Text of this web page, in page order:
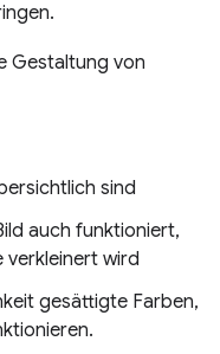
Gestaltung von
sind
auch funktioniert,
verkleinert wird
gesättigte Farben,